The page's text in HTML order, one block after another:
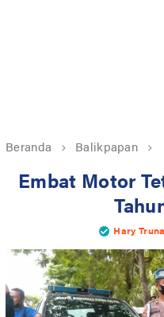
Beranda Balikpapan
Embat Motor
Hary